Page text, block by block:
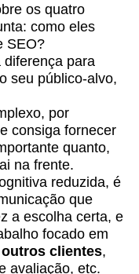
os quatro
como eles
SEO?
diferença para
seu público-alvo,
por
consiga fornecer
quanto,
na frente.
reduzida, é
que
a escolha certa, e
focado em
clientes,
avaliação, etc.